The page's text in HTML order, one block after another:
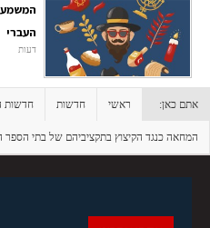
העברי
דעות
אתם כאן: ראשי חדשות חדשות
המחאה כנגד הקיצוץ בתקציביהם של בתי הספר